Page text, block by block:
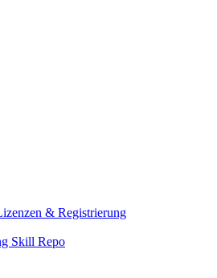
& Registrierung
Skill Repo